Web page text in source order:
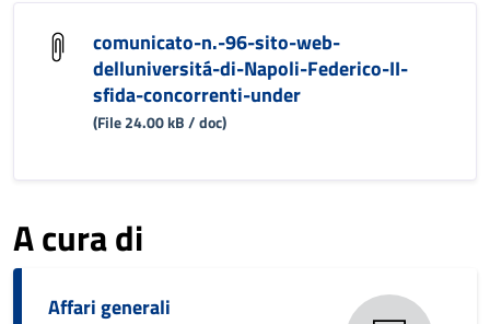
comunicato-n.-96-sito-web-
delluniversitá-di-Napoli-Federico-II-
sfida-concorrenti-under
(File 24.00 kB / doc)
A cura di
Affari generali